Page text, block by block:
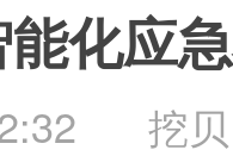
化应
挖